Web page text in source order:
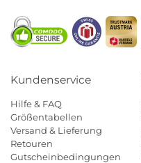
Kundenservice
Hilfe & FAQ
Größentabellen
Versand & Lieferung
Retouren
Gutscheinbedingungen